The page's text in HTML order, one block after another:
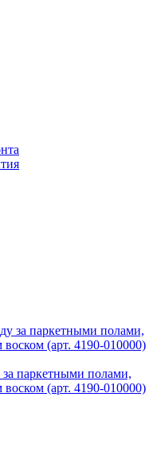
за паркетными полами,
(арт. 4190-010000)